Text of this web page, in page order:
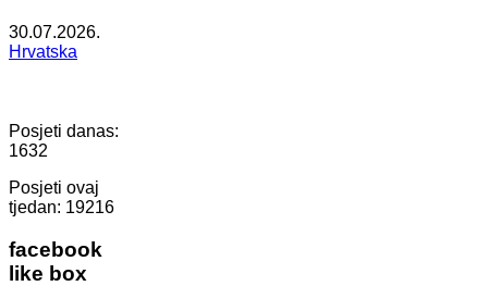
30.07.2026.
Hrvatska
Posjeti danas:
1632
Posjeti ovaj
tjedan: 19216
facebook
like box